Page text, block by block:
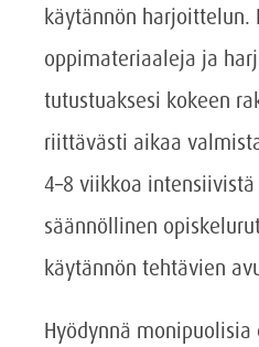
käytännön harjoittelun.
oppimateriaaleja ja
tutustuaksesi kokeen
riittävästi aikaa
4–8 viikkoa
säännöllinen
käytännön tehtävien
Hyödynnä monipuolisia